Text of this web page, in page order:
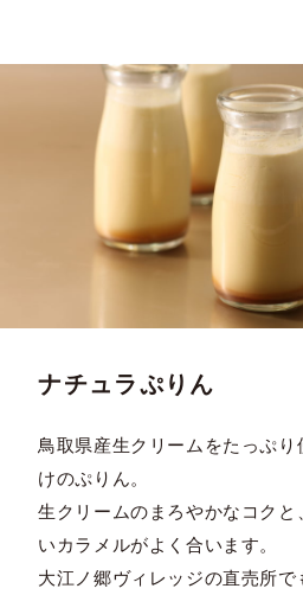
ナチュラぷりん
鳥取県産生クリームをたっぷ
けのぷりん。
生クリームのまろやかなコク
いカラメルがよく合います。
大江ノ郷ヴィレッジの直売所